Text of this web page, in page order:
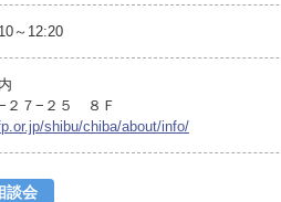
～12:20
２７−２５ ８Ｆ
shibu/chiba/about/info/
談会